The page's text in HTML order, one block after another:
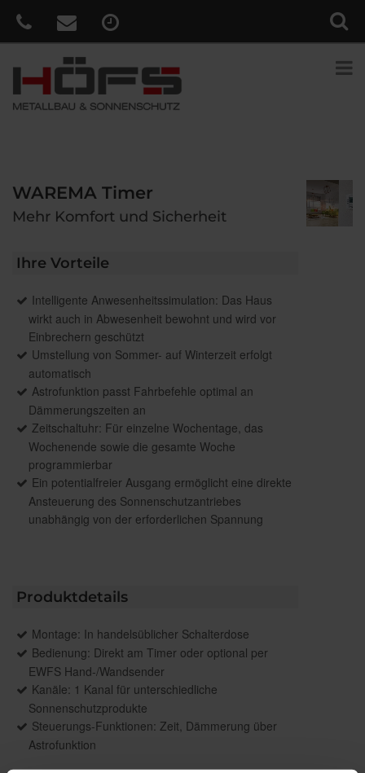
WAREMA Timer
Mehr Komfort und Sicherheit
Ihre Vorteile
Intelligente Anwesenheitssimulation: Das Haus
wirkt auch in Abwesenheit bewohnt und wird vor
Einbrechern geschützt
Umstellung von Sommer- auf Winterzeit erfolgt
automatisch
Astrofunktion passt Fahrbefehle optimal an
Dämmerungszeiten an
Zeitschaltuhr: Für einzelne Wochentage, das
Wochenende sowie die gesamte Woche
programmierbar
Ein potentialfreier Ausgang ermöglicht eine direkte
Ansteuerung des Sonnenschutzantriebes
unabhängig von der erforderlichen Spannung
Produktdetails
Montage: In handelsüblicher Schalterdose
Bedienung: Direkt am Timer oder optional per
EWFS Hand-/Wandsender
Kanäle: 1 Kanal für unterschiedliche
Sonnenschutzprodukte
Steuerungs-Funktionen: Zeit, Dämmerung über
Astrofunktion